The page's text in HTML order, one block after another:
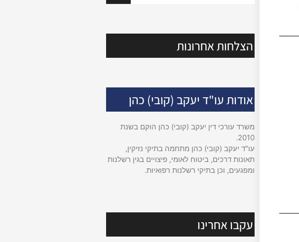
הצלחות אחרונות
אודות עו"ד יעקב (קובי) כהן
משרד עורכי דין יעקב (קובי) כהן הוקם בשנת
2010.
עו"ד יעקב (קובי) כהן מתחמה בתיקי נזיקין,
תאונות דרכים, ביטוח לאומי, פיצויים בגין רשלנות
ומפגעים, וכן בתיקי רשלנות רפואיות.
עקבו אחרינו